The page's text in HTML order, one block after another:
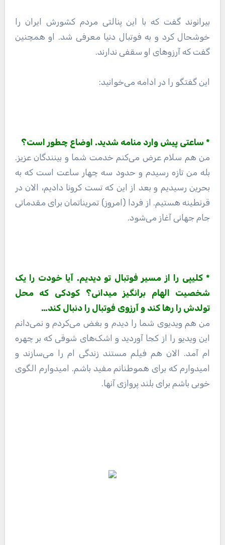
بیرانوند گفت که با این پنالتی مردم کشورش ایران را
خوشحال کرد و به فوتبال دنیا معرفی شد. او همچنین
گفت که آرزوهای او سقفی ندارند.
این گفتگو را در ادامه می‌خوانید:
* ساعتی پیش وارد منامه شدید. اوضاع چطور است؟
من هم سلام عرض می‌کنم خدمت شما و بینندگان عزیز.
بله من تازه رسیدم و حدود سه چهار ساعت است که به
بحرین رسیدیم و بعد از این که تست کرونا دادیم، الان در
قرنطینه هستیم. از فردا (امروز) تمریناتمان برای مقدماتی
جام جهانی آغاز می‌شود.
* کلیپی را از مسیر فوتبال تو دیدیم. آیا خودت را یک
شخصیت الهام برانگیز میدانی؟ کودکی که محل
تولدش را رها کند و آرزوی فوتبال را دنبال کند…
من هم ویدیوی شما را دیدم و بغض می‌کردم و نمی‌دانم
این ویدیو را از کجا آوردید و اشک‌های شوقی که بر چهره
ام آمد. الان هم فیلم مستند زندگی ام را می‌سازند و
امیدوارم که برای هموطنانم مفید باشم. امیدوارم الگوی
خوبی باشم برای بلند پروازی آنها.